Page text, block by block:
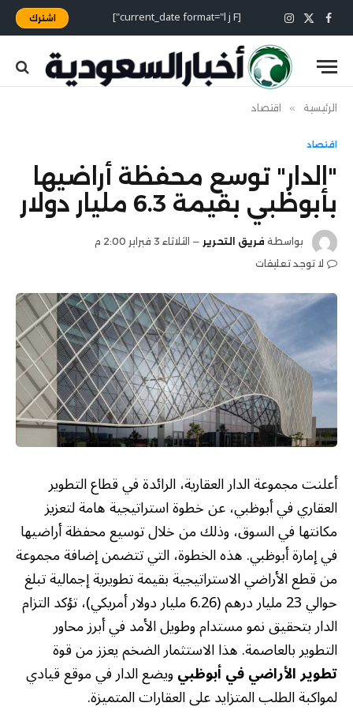
فيسبوك
X
(Twitter)
الانستغرام [current_date format="l j F"] اشترك
الرئيسية » اقتصاد
اقتصاد
"الدار" توسع محفظة أراضيها
بأبوظبي بقيمة 6.3 مليار دولار
بواسطة فريق التحرير
الثلاثاء 3 فبراير 2:00 م
لا توجد تعليقات
أعلنت مجموعة الدار العقارية، الرائدة في قطاع التطوير
العقاري في أبوظبي، عن خطوة استراتيجية هامة لتعزيز
مكانتها في السوق، وذلك من خلال توسيع محفظة أراضيها
في إمارة أبوظبي. هذه الخطوة، التي تتضمن إضافة مجموعة
من قطع الأراضي الاستراتيجية بقيمة تطويرية إجمالية تبلغ
حوالي 23 مليار درهم (6.26 مليار دولار أمريكي)، تؤكد التزام
الدار بتحقيق نمو مستدام وطويل الأمد في أبرز محاور
التطوير بالعاصمة. هذا الاستثمار الضخم يعزز من قوة
تطوير الأراضي في أبوظبيويضع الدار في موقع قيادي
لمواكبة الطلب المتزايد على العقارات المتميزة.